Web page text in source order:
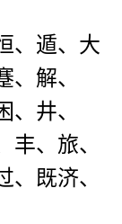
、遁、大
解、
井、
、旅、
既济、